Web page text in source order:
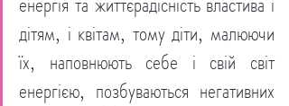
дітям, і квітам, тому діти, малюючи
їх, наповнюють себе і свій світ
енергією, позбуваються негативних